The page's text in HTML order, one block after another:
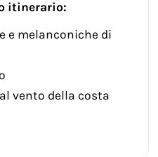
itinerario:
e melanconiche di
vento della costa